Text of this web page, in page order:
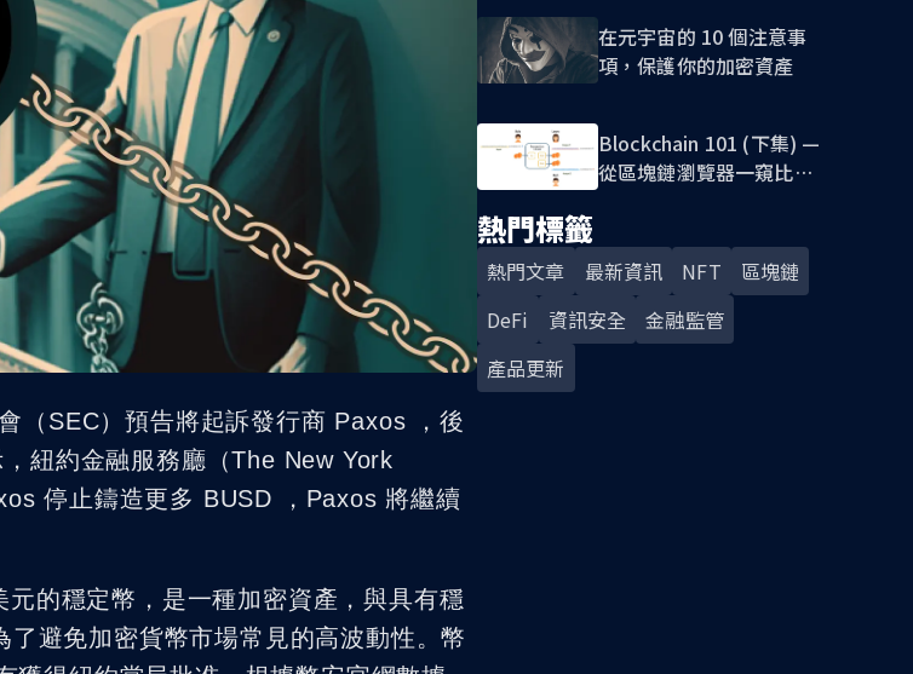
工具
（SEC）預告將起訴發行商 Paxos ，後
紐約金融服務廳（The New York
停止鑄造更多 BUSD ，Paxos 將繼續
的穩定幣，是一種加密資產，與具有穩
避免加密貨幣市場常見的高波動性。幣
在元宇宙的 10 個注意事
項，保護你的加密資產
Blockchain 101 (下集) —
從區塊鏈瀏覽器一窺比特
熱門標籤
熱門文章 最新資訊 NFT
區塊鏈
DeFi
資訊安全
金融監管
產品更新